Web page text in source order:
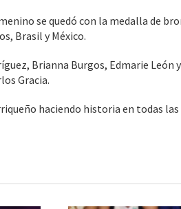
se quedó con la medalla de
Brasil y México.
Brianna Burgos, Edmarie León
Gracia.
haciendo historia en todas las